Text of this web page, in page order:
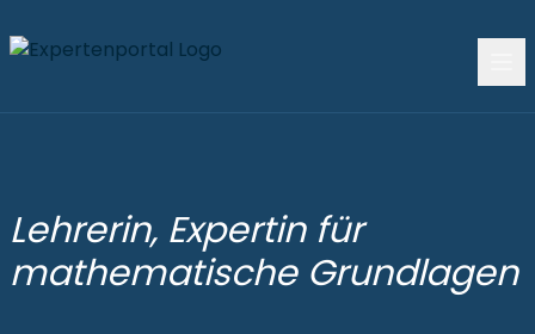
Lehrerin, Expertin für
mathematische Grundlagen